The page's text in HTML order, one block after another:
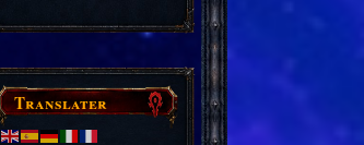
Translater